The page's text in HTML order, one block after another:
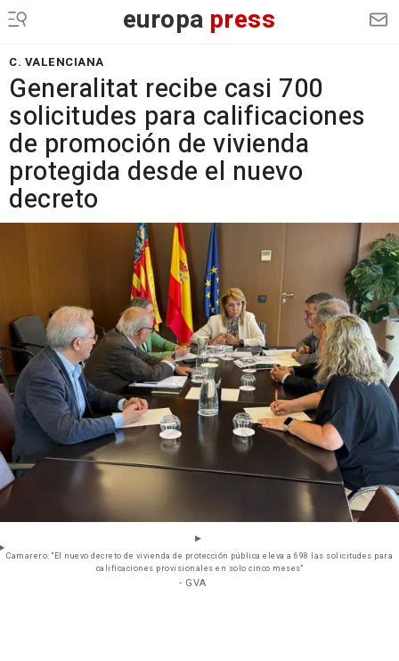
europa press
C. VALENCIANA
Generalitat recibe casi 700
solicitudes para calificaciones
de promoción de vivienda
protegida desde el nuevo
decreto
Camarero: "El nuevo decreto de vivienda de protección pública eleva a 698 las solicitudes para
calificaciones provisionales en solo cinco meses"
- GVA